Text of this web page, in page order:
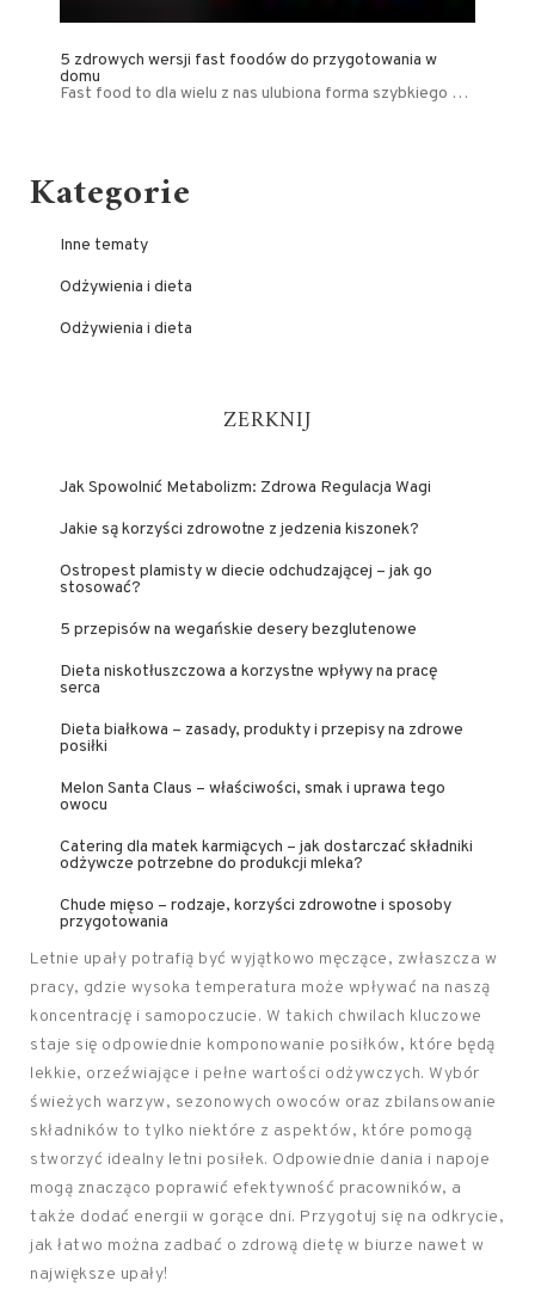
5 zdrowych wersji fast foodów do przygotowania w
domu
Fast food to dla wielu z nas ulubiona forma szybkiego …
Kategorie
Inne tematy
Odżywienia i dieta
Odżywienia i dieta
ZERKNIJ
Jak Spowolnić Metabolizm: Zdrowa Regulacja Wagi
Jakie są korzyści zdrowotne z jedzenia kiszonek?
Ostropest plamisty w diecie odchudzającej – jak go
stosować?
5 przepisów na wegańskie desery bezglutenowe
Dieta niskotłuszczowa a korzystne wpływy na pracę
serca
Dieta białkowa – zasady, produkty i przepisy na zdrowe
posiłki
Melon Santa Claus – właściwości, smak i uprawa tego
owocu
Catering dla matek karmiących – jak dostarczać składniki
odżywcze potrzebne do produkcji mleka?
Chude mięso – rodzaje, korzyści zdrowotne i sposoby
przygotowania
Letnie upały potrafią być wyjątkowo męczące, zwłaszcza w
pracy, gdzie wysoka temperatura może wpływać na naszą
koncentrację i samopoczucie. W takich chwilach kluczowe
staje się odpowiednie komponowanie posiłków, które będą
lekkie, orzeźwiające i pełne wartości odżywczych. Wybór
świeżych warzyw, sezonowych owoców oraz zbilansowanie
składników to tylko niektóre z aspektów, które pomogą
stworzyć idealny letni posiłek. Odpowiednie dania i napoje
mogą znacząco poprawić efektywność pracowników, a
także dodać energii w gorące dni. Przygotuj się na odkrycie,
jak łatwo można zadbać o zdrową dietę w biurze nawet w
największe upały!